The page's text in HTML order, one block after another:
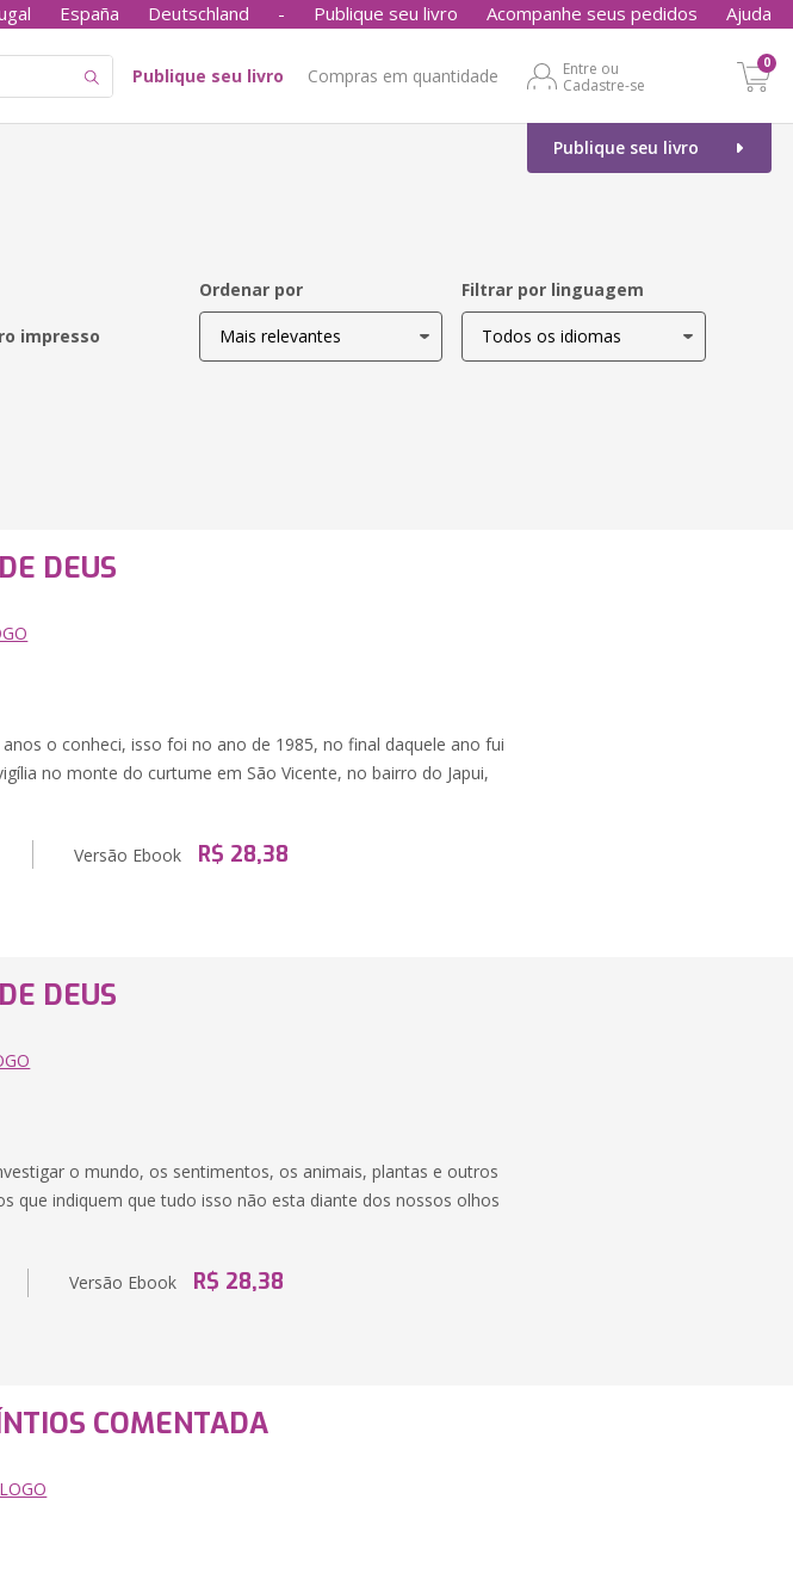
España Deutschland - Publique seu livro Acompanhe seus pedidos Ajuda
Publique seu livro Compras em quantidade
Entre ou
Cadastre-se
0
Publique seu livro
impresso
Ordenar por Filtrar por linguagem
DEUS
o conheci, isso foi no ano de 1985, no final daquele ano fui
no monte do curtume em São Vicente, no bairro do Japui,
Versão Ebook R$ 28,38
DEUS
o mundo, os sentimentos, os animais, plantas e outros
que indiquem que tudo isso não esta diante dos nossos olhos
Versão Ebook R$ 28,38
COMENTADA